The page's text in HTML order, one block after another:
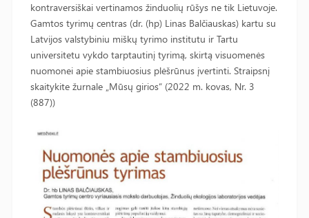
kontraversiškai vertinamos žinduolių rūšys ne tik Lietuvoje.
Gamtos tyrimų centras (dr. (hp) Linas Balčiauskas) kartu su
Latvijos valstybiniu miškų tyrimo institutu ir Tartu
universitetu vykdo tarptautinį tyrimą, skirtą visuomenės
nuomonei apie stambiuosius plėšrūnus įvertinti. Straipsnį
skaitykite žurnale „Mūsų girios“ (2022 m. kovas, Nr. 3
(887))